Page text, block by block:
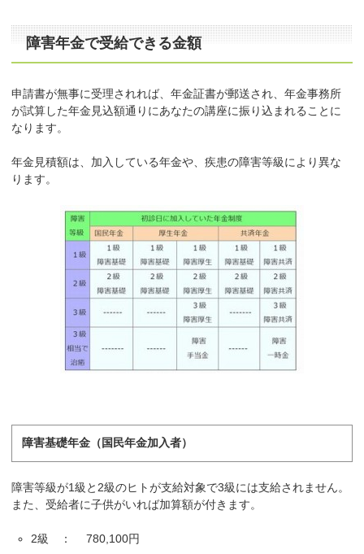
障害年金で受給できる金額
申請書が無事に受理されれば、年金証書が郵送され、年金事務所
が試算した年金見込額通りにあなたの講座に振り込まれることに
なります。
年金見積額は、加入している年金や、疾患の障害等級により異な
ります。
障害基礎年金（国民年金加入者）
障害等級が1級と2級のヒトが支給対象で3級には支給されません。
また、受給者に子供がいれば加算額が付きます。
2級 ： 780,100円